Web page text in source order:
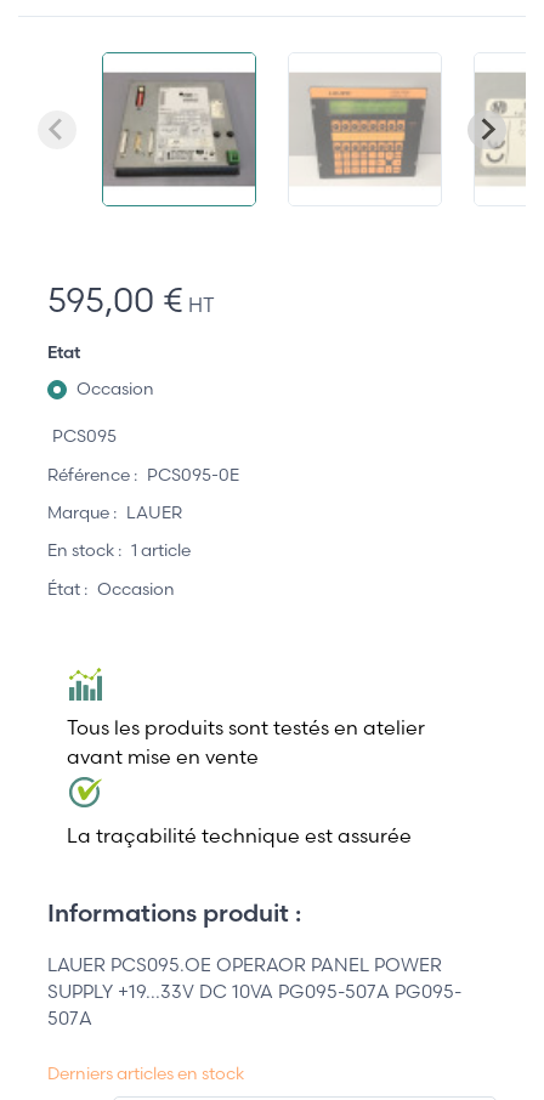
595,00 € HT
Etat
Occasion
PCS095
Référence : PCS095-0E
Marque : LAUER
En stock : 1 article
État : Occasion
Tous les produits sont testés en atelier
avant mise en vente
La traçabilité technique est assurée
Informations produit :
LAUER PCS095.OE OPERAOR PANEL POWER
SUPPLY +19...33V DC 10VA PG095-507A PG095-
507A
Derniers articles en stock